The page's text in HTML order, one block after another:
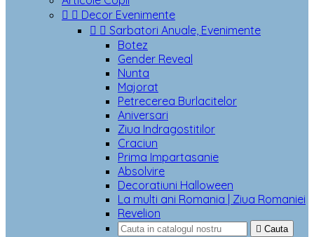
  Decor Evenimente
  Sarbatori Anuale, Evenimente
Botez
Gender Reveal
Nunta
Majorat
Petrecerea Burlacitelor
Aniversari
Ziua Indragostitilor
Craciun
Prima Impartasanie
Absolvire
Decoratiuni Halloween
La multi ani Romania | Ziua Romaniei
Revelion
 Cauta